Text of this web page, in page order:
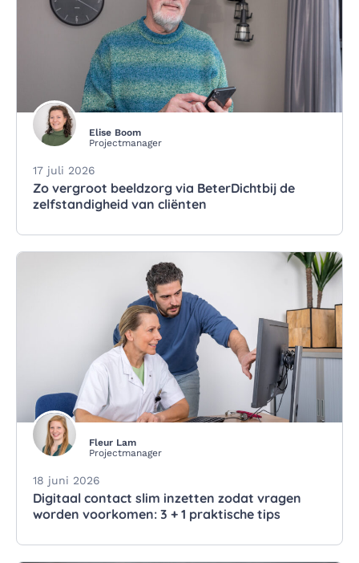
Elise Boom
Projectmanager
17 juli 2026
Zo vergroot beeldzorg via BeterDichtbij de
zelfstandigheid van cliënten
Fleur Lam
Projectmanager
18 juni 2026
Digitaal contact slim inzetten zodat vragen
worden voorkomen: 3 + 1 praktische tips